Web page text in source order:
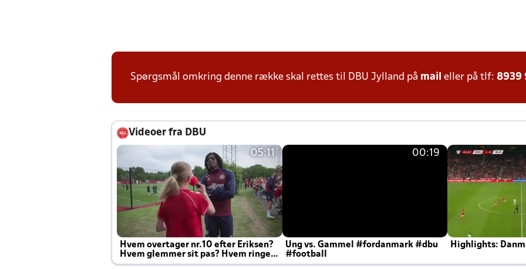
Spørgsmål omkring denne række skal rettes til DBU Jylland på mail eller på tlf: 8939
Videoer fra DBU
05:11
Hvem overtager nr.10 efter Eriksen?
Hvem glemmer sit pas? Hvem ringer
Joachim altid til efter kampe?
00:19
Ung vs. Gammel #fordanmark #dbu
#football
Highlights: